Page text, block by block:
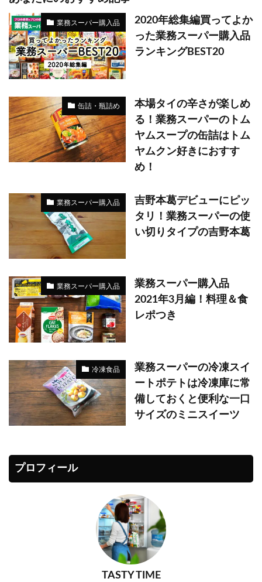
業務スーパー購入品
2020年総集編買ってよか
った業務スーパー購入品
ランキングBEST20
缶詰・瓶詰め
本場タイの辛さが楽しめ
る！業務スーパーのトム
ヤムスープの缶詰はトム
ヤムクン好きにおすす
め！
業務スーパー購入品
吉野本葛デビューにピッ
タリ！業務スーパーの使
い切りタイプの吉野本葛
業務スーパー購入品
業務スーパー購入品
2021年3月編！料理＆食
レポつき
冷凍食品
業務スーパーの冷凍スイ
ートポテトは冷凍庫に常
備しておくと便利な一口
サイズのミニスイーツ
プロフィール
TASTY TIME